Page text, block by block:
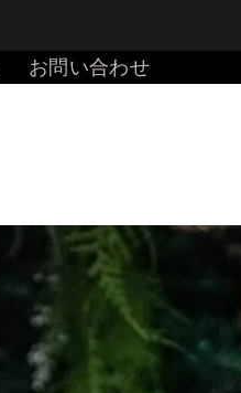
お問い合わせ